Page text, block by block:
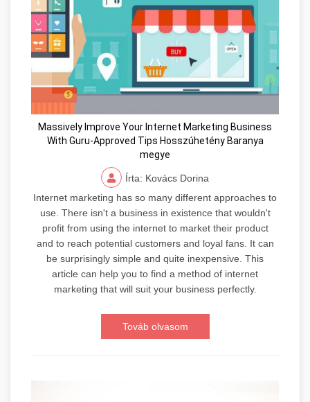
Massively Improve Your Internet Marketing Business
With Guru-Approved Tips Hosszúhetény Baranya
megye
Írta: Kovács Dorina
Internet marketing has so many different approaches to
use. There isn't a business in existence that wouldn't
profit from using the internet to market their product
and to reach potential customers and loyal fans. It can
be surprisingly simple and quite inexpensive. This
article can help you to find a method of internet
marketing that will suit your business perfectly.
Továb olvasom